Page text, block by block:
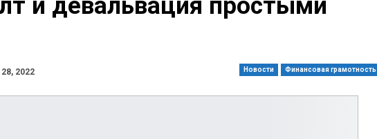
и девальвация простыми
Новости Финансовая грамотность
2022